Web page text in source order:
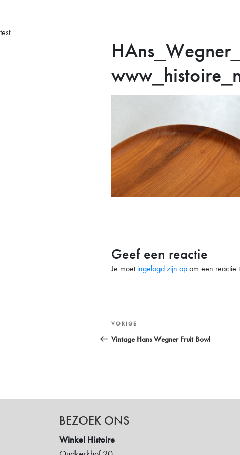
test
Geef een reactie
Je moetingelogd zijn opom een reactie
Bericht
navigatie
Vorig
bericht
VORIGE
Vintage Hans Wegner Fruit Bowl
BEZOEK ONS
Winkel Histoire